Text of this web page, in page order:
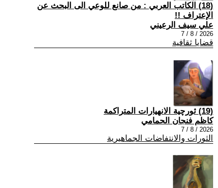
(18) الكاتب العربي : من صانع للوعي الى البحث عن
الإعتراف !!
علي سيف الرعيني
2026 / 8 / 7
قضايا ثقافية
(19) ثورچية الانهيارات المتراكمة
كاظم فنجان الحمامي
2026 / 8 / 7
الثورات والانتفاضات الجماهيرية